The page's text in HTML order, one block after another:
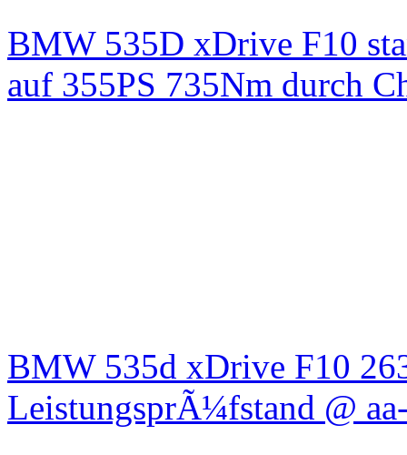
BMW 535D xDrive F10
auf 355PS 735Nm durch
BMW 535d xDrive F10
LeistungsprÃ¼fstand @